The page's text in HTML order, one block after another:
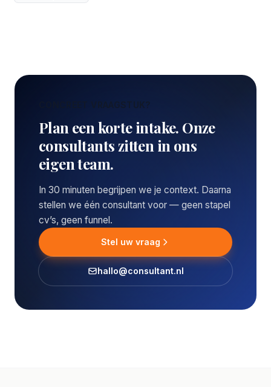
CONCREET VRAAGSTUK?
Plan een korte intake. Onze
consultants zitten in ons
eigen team.
In 30 minuten begrijpen we je context. Daarna
stellen we één consultant voor — geen stapel
cv’s, geen funnel.
Stel uw vraag
hallo@consultant.nl